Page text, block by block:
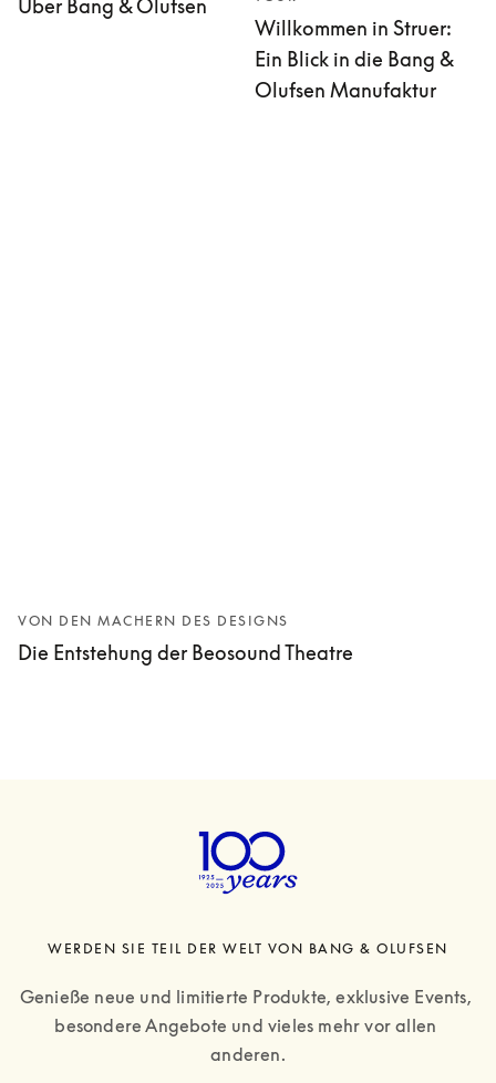
Über Bang & Olufsen
Willkommen in Struer:
Ein Blick in die Bang &
Olufsen Manufaktur
VON DEN MACHERN DES DESIGNS
Die Entstehung der Beosound Theatre
WERDEN SIE TEIL DER WELT VON BANG & OLUFSEN
Genieße neue und limitierte Produkte, exklusive Events,
besondere Angebote und vieles mehr vor allen
anderen.